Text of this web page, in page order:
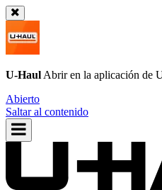
U-Haul Abrir en la aplicación de
Abierto
Saltar al contenido